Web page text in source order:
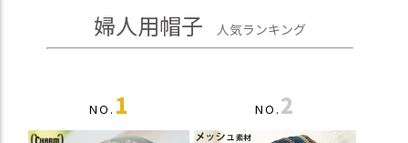
婦人用帽子 人気ランキング
NO. 1 NO. 2